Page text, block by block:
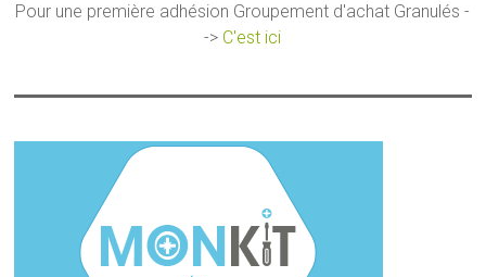
Pour une première adhésion Groupement d'achat Granulés -
-> C'est ici